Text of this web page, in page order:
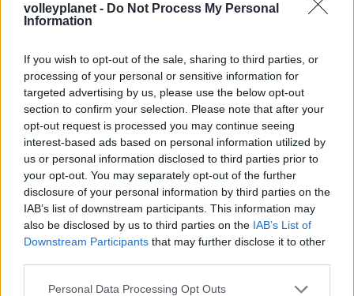
volleyplanet - Do Not Process My Personal
Information
If you wish to opt-out of the sale, sharing to third parties, or
processing of your personal or sensitive information for
targeted advertising by us, please use the below opt-out
section to confirm your selection. Please note that after your
opt-out request is processed you may continue seeing
interest-based ads based on personal information utilized by
us or personal information disclosed to third parties prior to
your opt-out. You may separately opt-out of the further
disclosure of your personal information by third parties on the
IAB’s list of downstream participants. This information may
also be disclosed by us to third parties on the IAB’s List of
Downstream Participants that may further disclose it to other
Please note that this website/app uses one or more Google
Personal Data Processing Opt Outs
08/03/2026
Αναγνώριση και σεβασμός
οι σημαντικότερες νίκες του
Α.Ο. Θήρας